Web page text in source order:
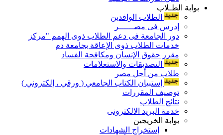
بوابة الطـلاب
الطلاب الوافدين
إدرس فى مصــــــر
دور الجامعة فى دعم الطلاب ذوى الهمم "مركز
خدمات الطلاب ذوى الإعاقة بجامعة دم
مقرر حقوق الإنسان ومكافحة الفساد
التصديقات والاستعلامات
طلاب من أجل مصر
إستبيان الكتاب الجامعي ( ورقي ، إلكتروني )
توصيف المقررات
نتائج الطلاب
خدمة البريد الالكترونى
بوابة الخريجين
إستخراج الشهادات